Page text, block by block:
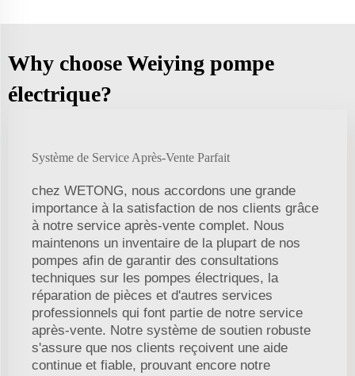
Why choose Weiying pompe
électrique?
Système de Service Après-Vente Parfait
chez WETONG, nous accordons une grande
importance à la satisfaction de nos clients grâce
à notre service après-vente complet. Nous
maintenons un inventaire de la plupart de nos
pompes afin de garantir des consultations
techniques sur les pompes électriques, la
réparation de pièces et d'autres services
professionnels qui font partie de notre service
après-vente. Notre système de soutien robuste
s'assure que nos clients reçoivent une aide
continue et fiable, prouvant encore notre